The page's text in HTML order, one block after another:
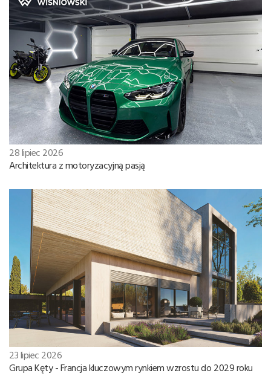
28 lipiec 2026
Architektura z motoryzacyjną pasją
23 lipiec 2026
Grupa Kęty - Francja kluczowym rynkiem wzrostu do 2029 roku